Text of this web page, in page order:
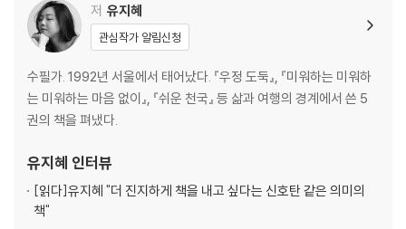
비비안 웨스트우드
우리는 어린 조르바였다
위스키
봄은 길을 짧게 만든다
조용한 성공
없는 불행
● 2부 그곳에 두고 온 마음
그들은 예뻤다
마지막 런던
저 유지혜
관심작가 알림신청
수필가. 1992년 서울에서 태어났다. 『우정 도둑』, 『미워하는 미워하
는 미워하는 마음 없이』, 『쉬운 천국』 등 삶과 여행의 경계에서 쓴 5
권의 책을 펴냈다.
유지혜 인터뷰
[읽다]유지혜 "더 진지하게 책을 내고 싶다는 신호탄 같은 의미의
책"